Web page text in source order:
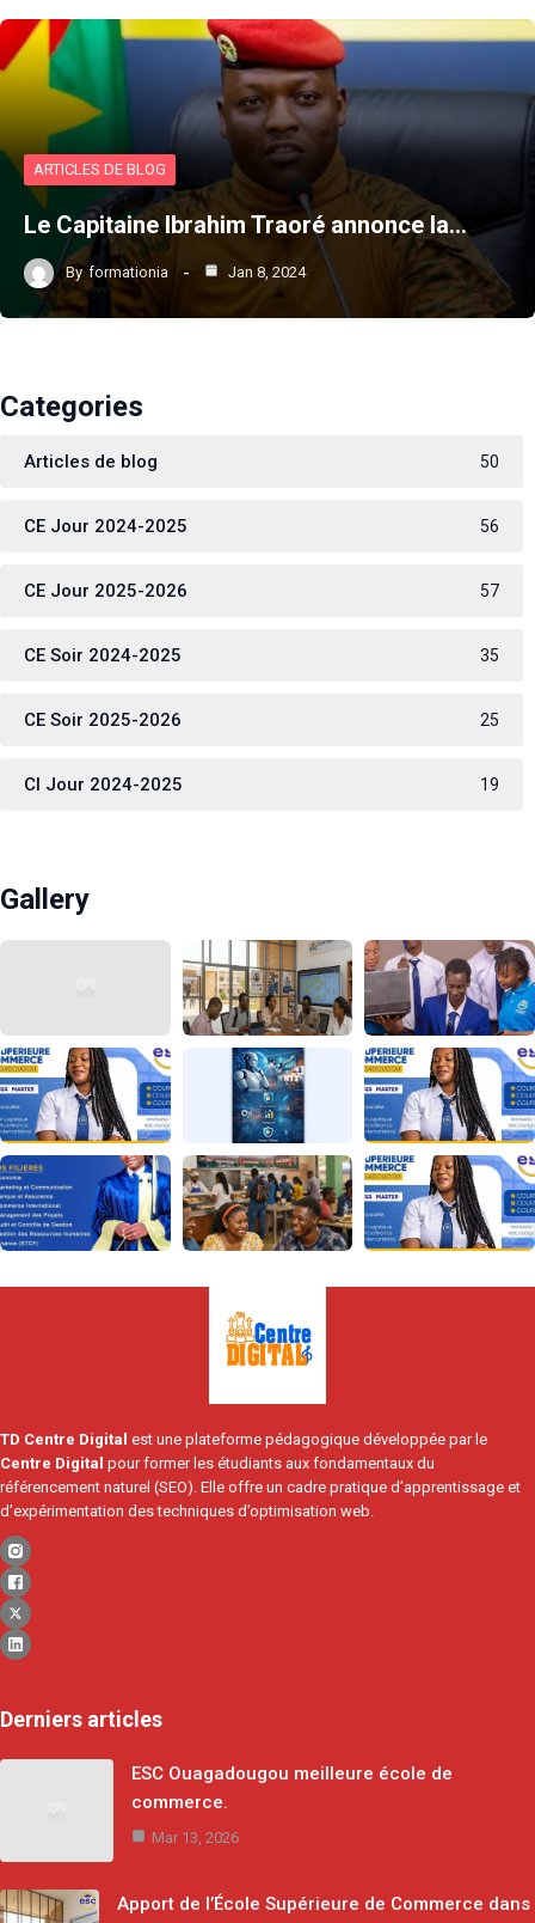
ARTICLES DE BLOG
Le Capitaine Ibrahim Traoré annonce la…
By formationia Jan 8, 2024
Categories
Articles de blog 50
CE Jour 2024-2025 56
CE Jour 2025-2026 57
CE Soir 2024-2025 35
CE Soir 2025-2026 25
CI Jour 2024-2025 19
Gallery
TD Centre Digital est une plateforme pédagogique développée par le
Centre Digital pour former les étudiants aux fondamentaux du
référencement naturel (SEO). Elle offre un cadre pratique d’apprentissage et
d’expérimentation des techniques d’optimisation web.
Derniers articles
ESC Ouagadougou meilleure école de
commerce.
Mar 13, 2026
Apport de l’École Supérieure de Commerce dans